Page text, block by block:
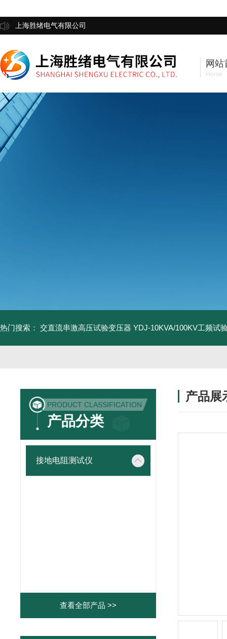
上海胜绪电气有限公司
网站
Home
热门搜索： 交直流串激高压试验变压器 YDJ-10KVA/100KV工频试
PRODUCT CLASSIFICATION
产品分类
接地电阻测试仪
查看全部产品 >>
产品展